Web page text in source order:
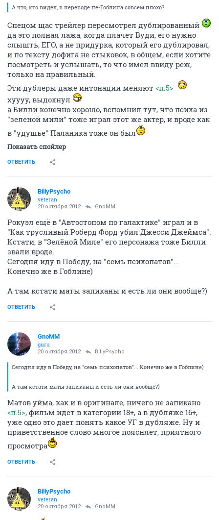
А что, кто видел, в переводе не-Гоблина совсем плохо?
Спецом щас трейлер пересмотрел дублированный
да это полная лажа, когда плачет Вуди, его нужно
слышть, ЕГО, а не придурка, который его дублировал,
и по тексту дофига не стыковок, в общем, если хотите
посмотреть и услышать, то что имел ввиду реж,
только на правильный.
Эти дублеры даже интонации меняют <п.5>
хуууу, выдохнул
а Билли конечно хорошо, вспомнил тут, что психа из
"зеленой мили" тоже играл этот же актер, и вроде как
в "удушье" Паланика тоже он был
Показать спойлер
ОТВЕТИТЬ
BillyPsycho
veteran
20 октября 2012 GnoMM
Рокуэл ещё в "Автостопом по галактике" играл и в
"Как трусливый Роберд Форд убил Джесси Джеймса".
Кстати, в "Зелёной Миле" его персонажа тоже Билли
звали вроде.
Сегодня иду в Победу, на "семь психопатов"...
Конечно же в Гоблине)
А там кстати маты запиканы и есть ли они вообще?)
ОТВЕТИТЬ
GnoMM
guru
20 октября 2012 BillyPsycho
Сегодня иду в Победу, на "семь психопатов"... Конечно же в Гоблине)
А там кстати маты запиканы и есть ли они вообще?)
Матов уйма, как и в оригинале, ничего не запикано
<п.5>, фильм идет в категории 18+, а в дубляже 16+,
уже одно это дает понять какое УГ в дубляже. Ну и
приветственное слово многое поясняет, приятного
просмотра
ОТВЕТИТЬ
BillyPsycho
veteran
20 октября 2012 GnoMM